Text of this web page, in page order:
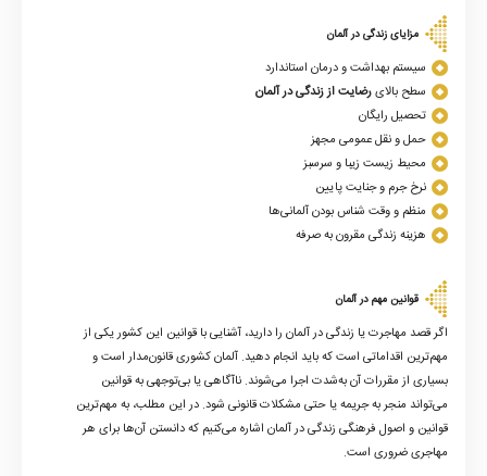
مزایای زندگی در آلمان
سیستم بهداشت و درمان استاندارد
سطح بالایرضایت از زندگی در آلمان
تحصیل رایگان
حمل و نقل عمومی مجهز
محیط زیست زیبا و سرسبز
نرخ جرم و جنایت پایین
منظم و وقت شناس بودن آلمانی‌ها
هزینه زندگی مقرون به صرفه
قوانین مهم در آلمان
اگر قصد مهاجرت یا زندگی در آلمان را دارید، آشنایی با قوانین این کشور یکی از
مهم‌ترین اقداماتی است که باید انجام دهید. آلمان کشوری قانون‌مدار است و
بسیاری از مقررات آن به‌شدت اجرا می‌شوند. ناآگاهی یا بی‌توجهی به قوانین
می‌تواند منجر به جریمه یا حتی مشکلات قانونی شود. در این مطلب، به مهم‌ترین
قوانین و اصول فرهنگی زندگی در آلمان اشاره می‌کنیم که دانستن آن‌ها برای هر
مهاجری ضروری است.